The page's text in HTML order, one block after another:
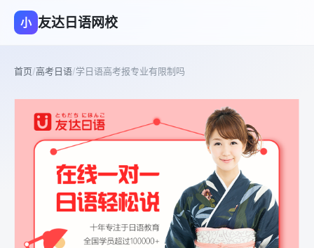
小 友达日语网校
首页/高考日语/学日语高考报专业有限制吗